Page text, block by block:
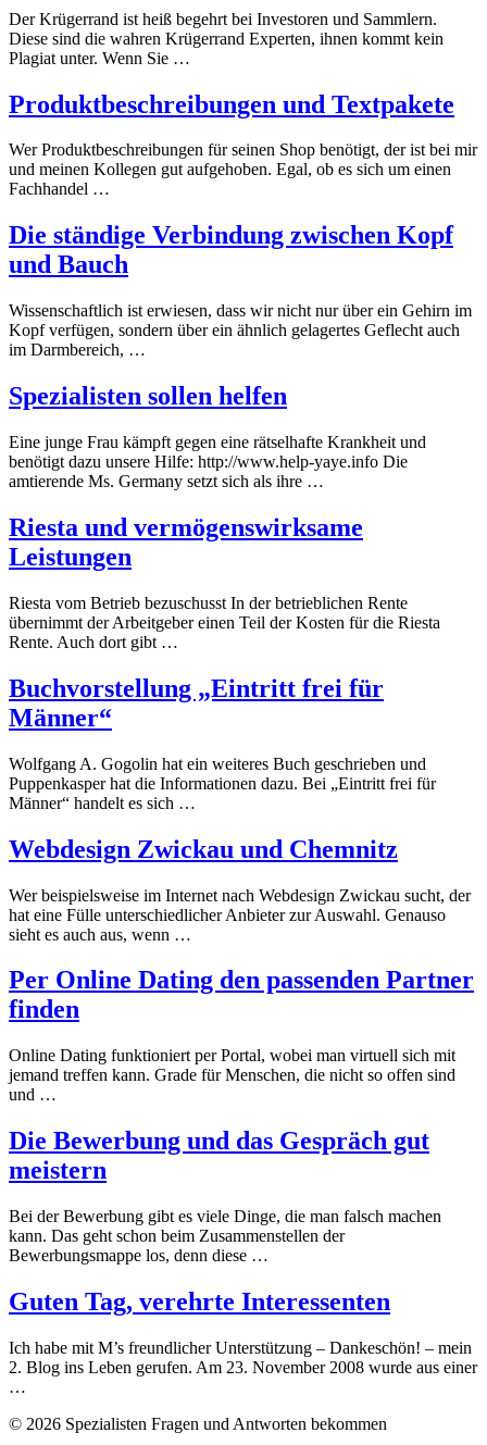
Der Krügerrand ist heiß begehrt bei Investoren und Sammlern.
Diese sind die wahren Krügerrand Experten, ihnen kommt kein
Plagiat unter. Wenn Sie …
Produktbeschreibungen und Textpakete
Wer Produktbeschreibungen für seinen Shop benötigt, der ist bei mir
und meinen Kollegen gut aufgehoben. Egal, ob es sich um einen
Fachhandel …
Die ständige Verbindung zwischen Kopf
und Bauch
Wissenschaftlich ist erwiesen, dass wir nicht nur über ein Gehirn im
Kopf verfügen, sondern über ein ähnlich gelagertes Geflecht auch
im Darmbereich, …
Spezialisten sollen helfen
Eine junge Frau kämpft gegen eine rätselhafte Krankheit und
benötigt dazu unsere Hilfe: http://www.help-yaye.info Die
amtierende Ms. Germany setzt sich als ihre …
Riesta und vermögenswirksame
Leistungen
Riesta vom Betrieb bezuschusst In der betrieblichen Rente
übernimmt der Arbeitgeber einen Teil der Kosten für die Riesta
Rente. Auch dort gibt …
Buchvorstellung „Eintritt frei für
Männer“
Wolfgang A. Gogolin hat ein weiteres Buch geschrieben und
Puppenkasper hat die Informationen dazu. Bei „Eintritt frei für
Männer“ handelt es sich …
Webdesign Zwickau und Chemnitz
Wer beispielsweise im Internet nach Webdesign Zwickau sucht, der
hat eine Fülle unterschiedlicher Anbieter zur Auswahl. Genauso
sieht es auch aus, wenn …
Per Online Dating den passenden Partner
finden
Online Dating funktioniert per Portal, wobei man virtuell sich mit
jemand treffen kann. Grade für Menschen, die nicht so offen sind
und …
Die Bewerbung und das Gespräch gut
meistern
Bei der Bewerbung gibt es viele Dinge, die man falsch machen
kann. Das geht schon beim Zusammenstellen der
Bewerbungsmappe los, denn diese …
Guten Tag, verehrte Interessenten
Ich habe mit M’s freundlicher Unterstützung – Dankeschön! – mein
2. Blog ins Leben gerufen. Am 23. November 2008 wurde aus einer
…
© 2026 Spezialisten Fragen und Antworten bekommen